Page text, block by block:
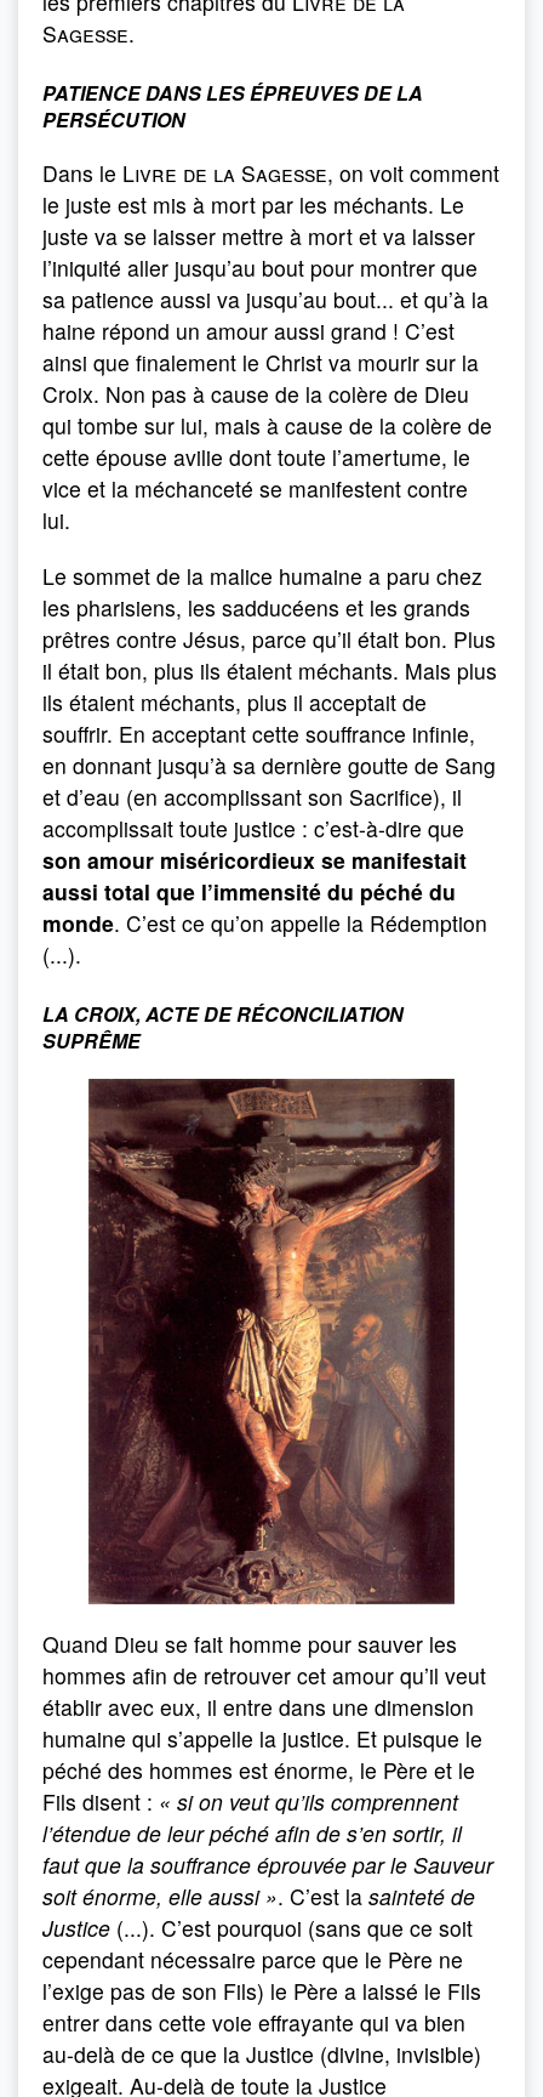
Sagesse.
PATIENCE DANS LES ÉPREUVES DE LA
PERSÉCUTION
Dans le Livre de la Sagesse, on voit comment
le juste est mis à mort par les méchants. Le
juste va se laisser mettre à mort et va laisser
l’iniquité aller jusqu’au bout pour montrer que
sa patience aussi va jusqu’au bout... et qu’à la
haine répond un amour aussi grand ! C’est
ainsi que finalement le Christ va mourir sur la
Croix. Non pas à cause de la colère de Dieu
qui tombe sur lui, mais à cause de la colère de
cette épouse avilie dont toute l’amertume, le
vice et la méchanceté se manifestent contre
lui.
Le sommet de la malice humaine a paru chez
les pharisiens, les sadducéens et les grands
prêtres contre Jésus, parce qu’il était bon. Plus
il était bon, plus ils étaient méchants. Mais plus
ils étaient méchants, plus il acceptait de
souffrir. En acceptant cette souffrance infinie,
en donnant jusqu’à sa dernière goutte de Sang
et d’eau (en accomplissant son Sacrifice), il
accomplissait toute justice : c’est-à-dire que
son amour miséricordieux se manifestait
aussi total que l’immensité du péché du
monde. C’est ce qu’on appelle la Rédemption
(...).
LA CROIX, ACTE DE RÉCONCILIATION
SUPRÊME
Quand Dieu se fait homme pour sauver les
hommes afin de retrouver cet amour qu’il veut
établir avec eux, il entre dans une dimension
humaine qui s’appelle la justice. Et puisque le
péché des hommes est énorme, le Père et le
Fils disent : « si on veut qu’ils comprennent
l’étendue de leur péché afin de s’en sortir, il
faut que la souffrance éprouvée par le Sauveur
soit énorme, elle aussi ». C’est la sainteté de
Justice (...). C’est pourquoi (sans que ce soit
cependant nécessaire parce que le Père ne
l’exige pas de son Fils) le Père a laissé le Fils
entrer dans cette voie effrayante qui va bien
au-delà de ce que la Justice (divine, invisible)
exigeait. Au-delà de toute la Justice